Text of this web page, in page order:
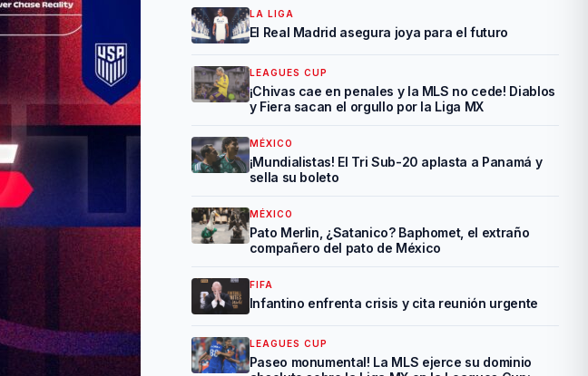
LA LIGA
El Real Madrid asegura joya para el futuro
LEAGUES CUP
¡Chivas cae en penales y la MLS no cede! Diablos
y Fiera sacan el orgullo por la Liga MX
MÉXICO
¡Mundialistas! El Tri Sub-20 aplasta a Panamá y
sella su boleto
MÉXICO
Pato Merlin, ¿Satanico? Baphomet, el extraño
compañero del pato de México
FIFA
Infantino enfrenta crisis y cita reunión urgente
LEAGUES CUP
Paseo monumental! La MLS ejerce su dominio